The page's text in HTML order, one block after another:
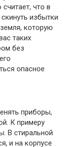
что в
избытки
которую
таких
без
опасное
приборы,
К примеру
В стиральной
и на корпусе